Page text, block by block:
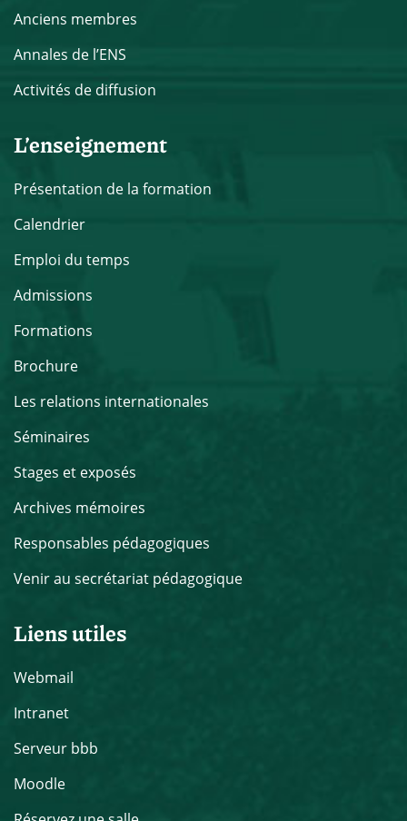
Anciens membres
Annales de l’ENS
Activités de diffusion
L’enseignement
Présentation de la formation
Calendrier
Emploi du temps
Admissions
Formations
Brochure
Les relations internationales
Séminaires
Stages et exposés
Archives mémoires
Responsables pédagogiques
Venir au secrétariat pédagogique
Liens utiles
Webmail
Intranet
Serveur bbb
Moodle